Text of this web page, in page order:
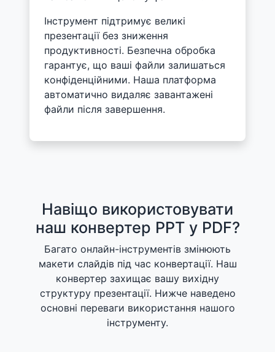
Інструмент підтримує великі
презентації без зниження
продуктивності. Безпечна обробка
гарантує, що ваші файли залишаться
конфіденційними. Наша платформа
автоматично видаляє завантажені
файли після завершення.
Навіщо використовувати
наш конвертер PPT у PDF?
Багато онлайн-інструментів змінюють
макети слайдів під час конвертації. Наш
конвертер захищає вашу вихідну
структуру презентації. Нижче наведено
основні переваги використання нашого
інструменту.